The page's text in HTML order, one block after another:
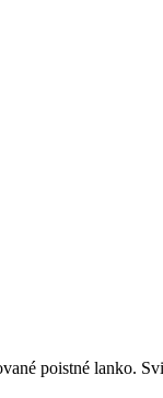
poistné lanko.